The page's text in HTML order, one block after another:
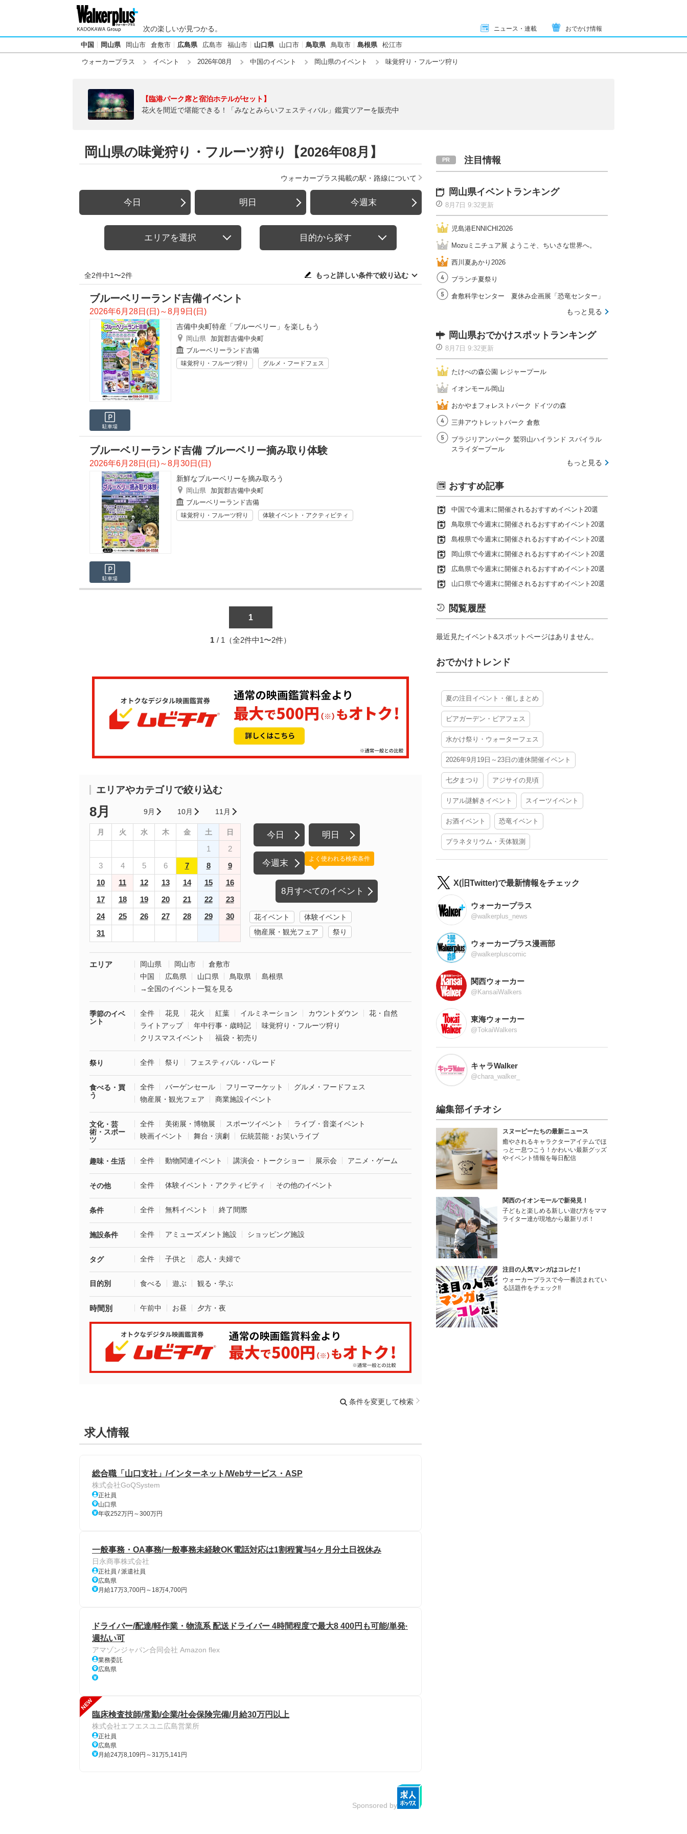
次の楽しいが見つかる。 ニュース・連載 おでかけ情報
中国 岡山県 岡山市 倉敷市 広島県 広島市 福山市 山口県 山口市 鳥取県 鳥取市 島根県 松江市
ウォーカープラス イベント 2026年08月 中国のイベント 岡山県のイベント 味覚狩り・フルーツ狩り
【臨港パーク席と宿泊ホテルがセット】
花火を間近で堪能できる！「みなとみらいフェスティバル」鑑賞ツアーを販売中
岡山県の味覚狩り・フルーツ狩り【2026年08月】
ウォーカープラス掲載の駅・路線について
今日 明日 今週末
エリアを選択 目的から探す
全2件中1〜2件 もっと詳しい条件で絞り込む
ブルーベリーランド吉備イベント
2026年6月28日(日)～8月9日(日)
吉備中央町特産「ブルーベリー」を楽しもう
岡山県
加賀郡吉備中央町
ブルーベリーランド吉備
味覚狩り・フルーツ狩り グルメ・フードフェス
駐車場
ブルーベリーランド吉備 ブルーベリー摘み取り体験
2026年6月28日(日)～8月30日(日)
新鮮なブルーベリーを摘み取ろう
岡山県
加賀郡吉備中央町
ブルーベリーランド吉備
味覚狩り・フルーツ狩り 体験イベント・アクティビティ
駐車場
1
1 / 1（全2件中1〜2件）
エリアやカテゴリで絞り込む
8月 9月 10月 11月
月 火 水 木 金 土 日
1
2
3
4 5 6 7 8
9
10
11 12 13 14 15
16
17
18 19 20 21 22
23
24
25 26 27 28 29
30
31
今日 明日
今週末
8月すべてのイベント
よく使われる検索条件
花イベント
体験イベント
物産展・観光フェア
祭り
エリア 岡山県 岡山市
倉敷市
中国
広島県 山口県 鳥取県
島根県
→全国のイベント一覧を見る
季節のイベ
ント
全件 花見 花火 紅葉 イルミネーション カウントダウン
花・自然
ライトアップ
年中行事・歳時記
味覚狩り・フルーツ狩り
クリスマスイベント
福袋・初売り
祭り 全件 祭り フェスティバル・パレード
食べる・買
う
全件 バーゲンセール フリーマーケット
グルメ・フードフェス
物産展・観光フェア
商業施設イベント
文化・芸
術・スポー
ツ
全件 美術展・博物展 スポーツイベント
ライブ・音楽イベント
映画イベント
舞台・演劇 伝統芸能・お笑いライブ
趣味・生活 全件 動物関連イベント 講演会・トークショー 展示会 アニメ・ゲーム
その他 全件 体験イベント・アクティビティ その他のイベント
条件 全件 無料イベント 終了間際
施設条件 全件 アミューズメント施設 ショッピング施設
タグ 全件 子供と 恋人・夫婦で
目的別 食べる 遊ぶ 観る・学ぶ
時間別 午前中 お昼 夕方・夜
条件を変更して検索
求人情報
総合職「山口支社」/インターネット/Webサービス・ASP
株式会社GoQSystem
正社員
山口県
年収252万円～300万円
一般事務・OA事務/一般事務未経験OK電話対応は1割程賞与4ヶ月分土日祝休み
日永商事株式会社
正社員 / 派遣社員
広島県
月給17万3,700円～18万4,700円
ドライバー/配達/軽作業・物流系 配送ドライバー 4時間程度で最大8 400円も可能/単発·
週払い可
アマゾンジャパン合同会社 Amazon flex
業務委託
広島県
NEW
臨床検査技師/常勤/企業/社会保険完備/月給30万円以上
株式会社エフエスユニ広島営業所
正社員
広島県
月給24万8,109円～31万5,141円
Sponsored by
注目情報
岡山県イベントランキング
8月7日 9:32更新
児島港ENNICHI2026
Mozuミニチュア展 ようこそ、ちいさな世界へ。
西川夏あかり2026
ブランチ夏祭り
倉敷科学センター 夏休み企画展「恐竜センター」
もっと見る
岡山県おでかけスポットランキング
8月7日 9:32更新
たけべの森公園 レジャープール
イオンモール岡山
おかやまフォレストパーク ドイツの森
三井アウトレットパーク 倉敷
ブラジリアンパーク 鷲羽山ハイランド スパイラル
スライダープール
もっと見る
おすすめ記事
中国で今週末に開催されるおすすめイベント20選
鳥取県で今週末に開催されるおすすめイベント20選
島根県で今週末に開催されるおすすめイベント20選
岡山県で今週末に開催されるおすすめイベント20選
広島県で今週末に開催されるおすすめイベント20選
山口県で今週末に開催されるおすすめイベント20選
閲覧履歴
最近見たイベント&スポットページはありません。
おでかけトレンド
夏の注目イベント・催しまとめ
ビアガーデン・ビアフェス
水かけ祭り・ウォーターフェス
2026年9月19日～23日の連休開催イベント
七夕まつり アジサイの見頃
リアル謎解きイベント スイーツイベント
お酒イベント 恐竜イベント
プラネタリウム・天体観測
X(旧Twitter)で最新情報をチェック
ウォーカープラス
@walkerplus_news
ウォーカープラス漫画部
@walkerpluscomic
関西ウォーカー
@KansaiWalkers
東海ウォーカー
@TokaiWalkers
キャラWalker
@chara_walker_
編集部イチオシ
スヌーピーたちの最新ニュース
癒やされるキャラクターアイテムでほ
っと一息つこう！かわいい最新グッズ
やイベント情報を毎日配信
関西のイオンモールで新発見！
子どもと楽しめる新しい遊び方をママ
ライター達が現地から最新リポ！
注目の人気マンガはコレだ！
ウォーカープラスで今一番読まれてい
る話題作をチェック!!